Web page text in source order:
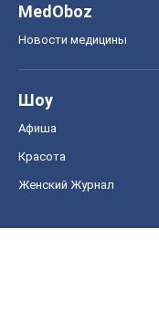
MedOboz
Новости медицины
Шоу
Афиша
Красота
Женский Журнал